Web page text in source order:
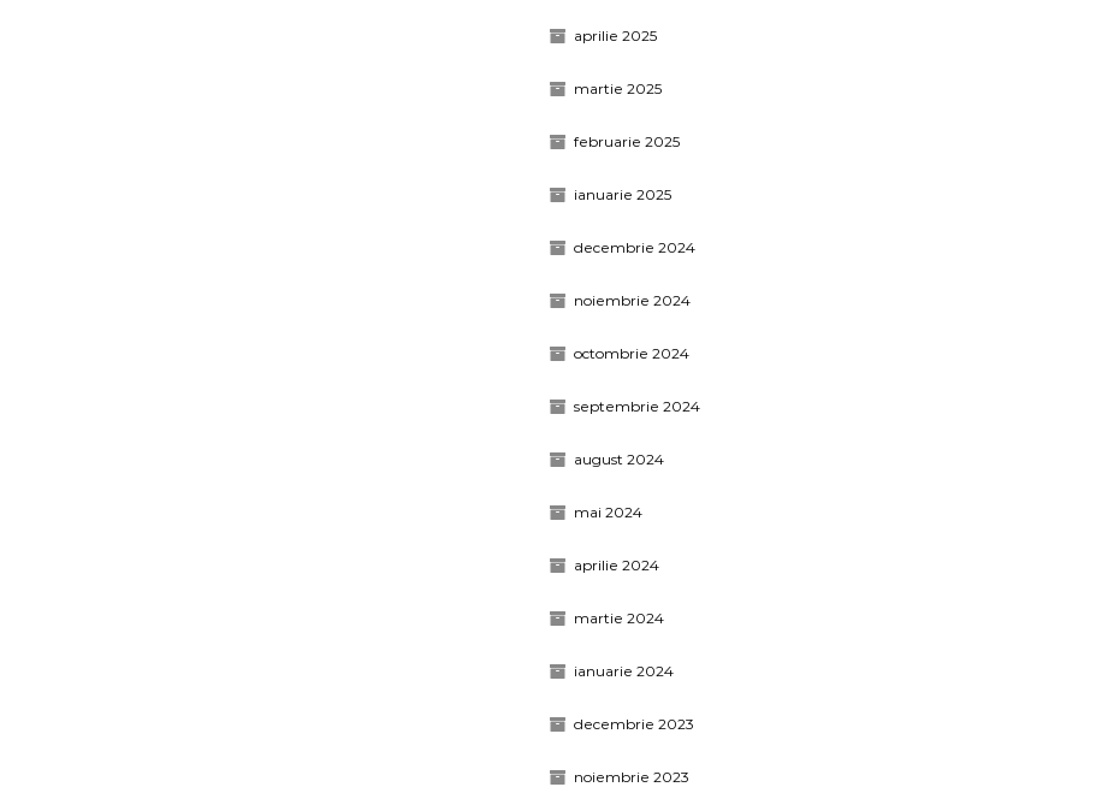
aprilie 2025
martie 2025
februarie 2025
ianuarie 2025
decembrie 2024
noiembrie 2024
octombrie 2024
septembrie 2024
august 2024
mai 2024
aprilie 2024
martie 2024
ianuarie 2024
decembrie 2023
noiembrie 2023